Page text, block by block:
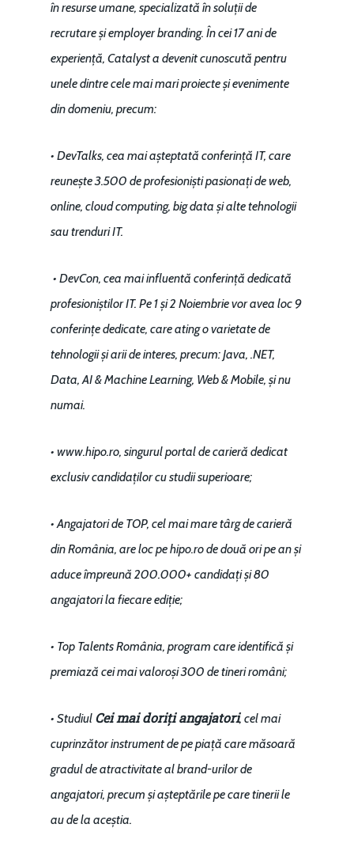
în resurse umane, specializată în soluții de
recrutare și employer branding. În cei 17 ani de
experiență, Catalyst a devenit cunoscută pentru
unele dintre cele mai mari proiecte și evenimente
din domeniu, precum:
• DevTalks, cea mai așteptată conferință IT, care
reunește 3.500 de profesioniști pasionați de web,
online, cloud computing, big data și alte tehnologii
sau trenduri IT.
• DevCon, cea mai influentă conferință dedicată
profesioniștilor IT. Pe 1 și 2 Noiembrie vor avea loc 9
conferințe dedicate, care ating o varietate de
tehnologii și arii de interes, precum: Java, .NET,
Data, AI & Machine Learning, Web & Mobile, și nu
numai.
• www.hipo.ro, singurul portal de carieră dedicat
exclusiv candidaților cu studii superioare;
• Angajatori de TOP, cel mai mare târg de carieră
din România, are loc pe hipo.ro de două ori pe an și
aduce împreună 200.000+ candidați și 80
angajatori la fiecare ediție;
• Top Talents România, program care identifică și
premiază cei mai valoroși 300 de tineri români;
• Studiul Cei mai doriți angajatori, cel mai
cuprinzător instrument de pe piață care măsoară
gradul de atractivitate al brand-urilor de
angajatori, precum și așteptările pe care tinerii le
au de la aceștia.